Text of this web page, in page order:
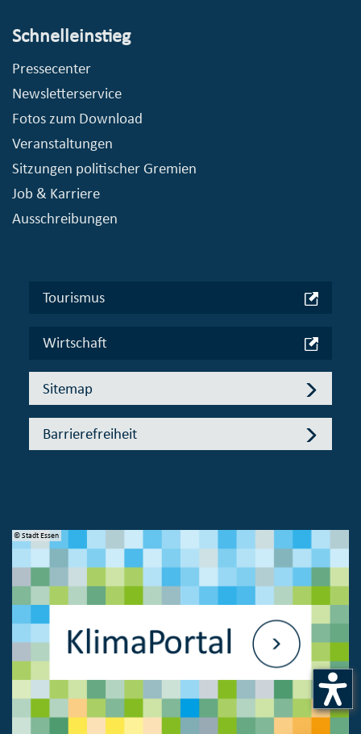
Schnelleinstieg
Pressecenter
Newsletterservice
Fotos zum Download
Veranstaltungen
Sitzungen politischer Gremien
Job & Karriere
Ausschreibungen
Tourismus
Wirtschaft
Sitemap
Barrierefreiheit
© Stadt Essen